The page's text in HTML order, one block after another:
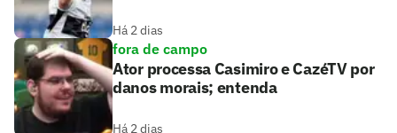
Há 2 dias
fora de campo
Ator processa Casimiro e CazéTV por
danos morais; entenda
Há 2 dias